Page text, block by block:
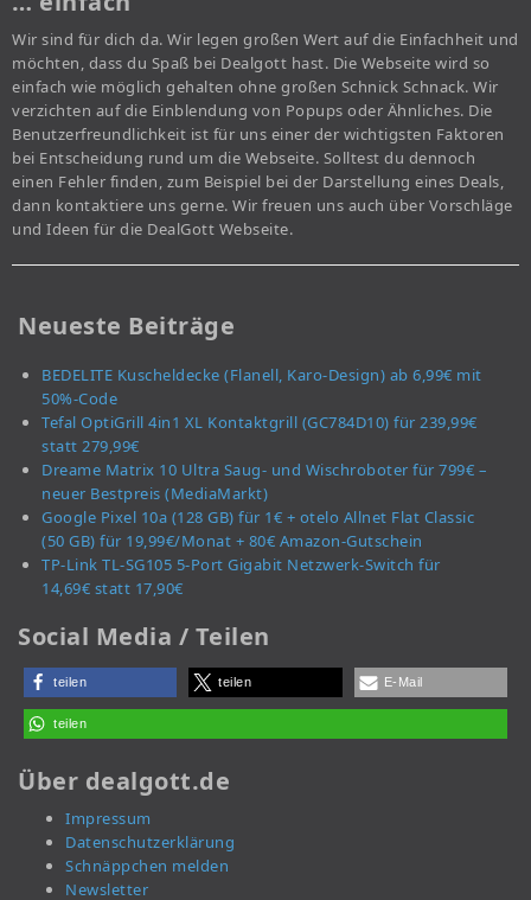
Wir sind für dich da. Wir legen großen Wert auf die Einfachheit und
möchten, dass du Spaß bei Dealgott hast. Die Webseite wird so
einfach wie möglich gehalten ohne großen Schnick Schnack. Wir
verzichten auf die Einblendung von Popups oder Ähnliches. Die
Benutzerfreundlichkeit ist für uns einer der wichtigsten Faktoren
bei Entscheidung rund um die Webseite. Solltest du dennoch
einen Fehler finden, zum Beispiel bei der Darstellung eines Deals,
dann kontaktiere uns gerne. Wir freuen uns auch über Vorschläge
und Ideen für die DealGott Webseite.
Neueste Beiträge
BEDELITE Kuscheldecke (Flanell, Karo-Design) ab 6,99€ mit
50%-Code
Tefal OptiGrill 4in1 XL Kontaktgrill (GC784D10) für 239,99€
statt 279,99€
Dreame Matrix 10 Ultra Saug- und Wischroboter für 799€ –
neuer Bestpreis (MediaMarkt)
Google Pixel 10a (128 GB) für 1€ + otelo Allnet Flat Classic
(50 GB) für 19,99€/Monat + 80€ Amazon-Gutschein
TP-Link TL-SG105 5-Port Gigabit Netzwerk-Switch für
14,69€ statt 17,90€
Social Media / Teilen
teilen teilen E-Mail
teilen
Über dealgott.de
Impressum
Datenschutzerklärung
Schnäppchen melden
Newsletter